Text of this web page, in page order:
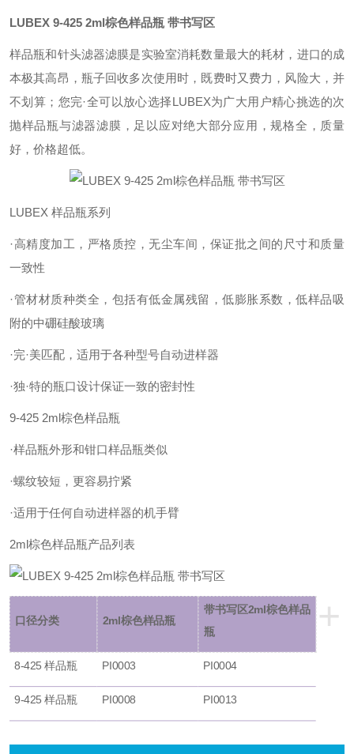
LUBEX 9-425 2ml棕色样品瓶 带书写区
样品瓶和针头滤器滤膜是实验室消耗数量最大的耗材，进口的成
本极其高昂，瓶子回收多次使用时，既费时又费力，风险大，并
不划算；您完·全可以放心选择LUBEX为广大用户精心挑选的次
抛样品瓶与滤器滤膜，足以应对绝大部分应用，规格全，质量
好，价格超低。
LUBEX 样品瓶系列
·高精度加工，严格质控，无尘车间，保证批之间的尺寸和质量
一致性
·管材材质种类全，包括有低金属残留，低膨胀系数，低样品吸
附的中硼硅酸玻璃
·完·美匹配，适用于各种型号自动进样器
·独·特的瓶口设计保证一致的密封性
9-425 2ml棕色样品瓶
·样品瓶外形和钳口样品瓶类似
·螺纹较短，更容易拧紧
·适用于任何自动进样器的机手臂
2ml棕色样品瓶产品列表
+
口径分类 2ml棕色样品瓶
带书写区2ml棕色样品
瓶
8-425样品瓶 PI0003 PI0004
9-425样品瓶 PI0008 PI0013